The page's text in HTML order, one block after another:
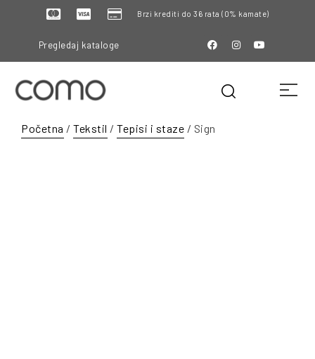
Brzi krediti do 36 rata (0% kamate)
Pregledaj kataloge
Početna / Tekstil / Tepisi i staze / Sign